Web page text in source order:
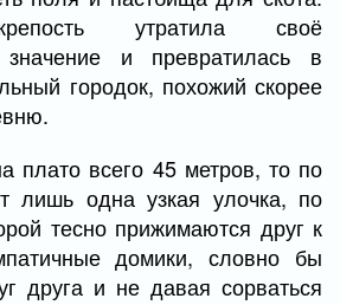
утратила своё
значение и превратилась в
городок, похожий скорее
плато всего 45 метров, то по
лишь одна узкая улочка, по
тесно прижимаются друг к
домики, словно бы
друга и не давая сорваться